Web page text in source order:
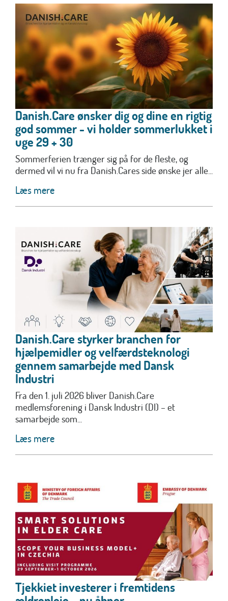
Danish.Care ønsker dig og dine en rigtig
god sommer - vi holder sommerlukket i
uge 29 + 30
Sommerferien trænger sig på for de fleste, og
dermed vil vi nu fra Danish.Cares side ønske jer alle...
Læs mere
Danish.Care styrker branchen for
hjælpemidler og velfærdsteknologi
gennem samarbejde med Dansk
Industri
Fra den 1. juli 2026 bliver Danish.Care
medlemsforening i Dansk Industri (DI) – et
samarbejde som...
Læs mere
Tjekkiet investerer i fremtidens